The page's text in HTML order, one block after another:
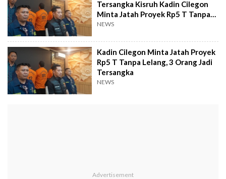
Tersangka Kisruh Kadin Cilegon
Minta Jatah Proyek Rp5 T Tanpa
Lelang
NEWS
Kadin Cilegon Minta Jatah Proyek
Rp5 T Tanpa Lelang, 3 Orang Jadi
Tersangka
NEWS